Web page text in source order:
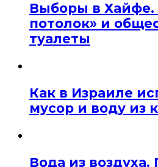
Выборы в Хайфе.
потолок» и
туалеты
Как в Израиле
мусор и воду из
Вода из воздуха.